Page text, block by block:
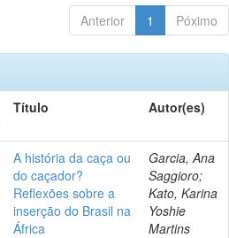
Anterior 1 Póximo
Título Autor(es)
A história da caça ou
do caçador?
Reflexões sobre a
inserção do Brasil na
África
Garcia, Ana
Saggioro;
Kato, Karina
Yoshie
Martins